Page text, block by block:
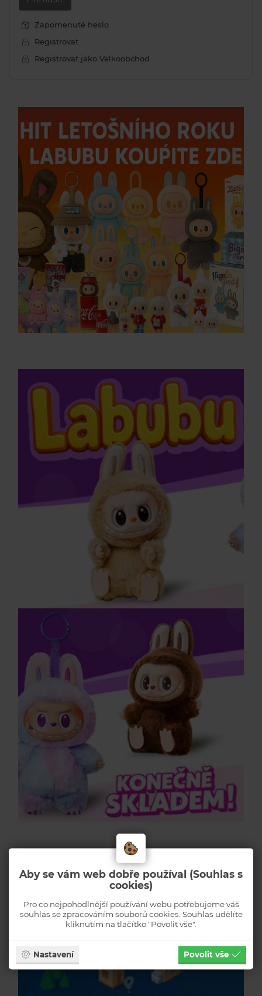
Aby se vám web dobře používal (Souhlas s
cookies)
Pro co nejpohodlnější používání webu potřebujeme váš
souhlas se zpracováním souborů cookies. Souhlas udělíte
kliknutím na tlačítko "Povolit vše".
Nastavení Povolit vše
Zapomenuté heslo
Registrovat
Registrovat jako Velkoobchod